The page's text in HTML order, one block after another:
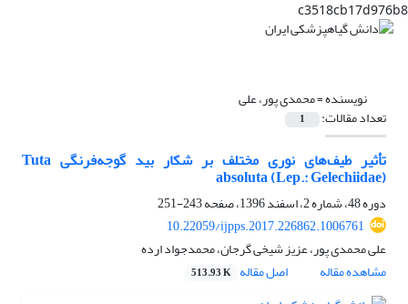
c3518cb17d976b8
نویسنده =محمدی پور، علی
تعداد مقالات: 1
تأثیر طیف‌های نوری مختلف بر شکار بید گوجه‌فرنگی Tuta
absoluta (Lep.: Gelechiidae)
دوره 48، شماره 2، اسفند 1396، صفحه
243-251
10.22059/ijpps.2017.226862.1006761
علی محمدی پور، عزیز شیخی گرجان، محمد‌جواد ارده
مشاهده مقاله
اصل مقاله 513.93 K